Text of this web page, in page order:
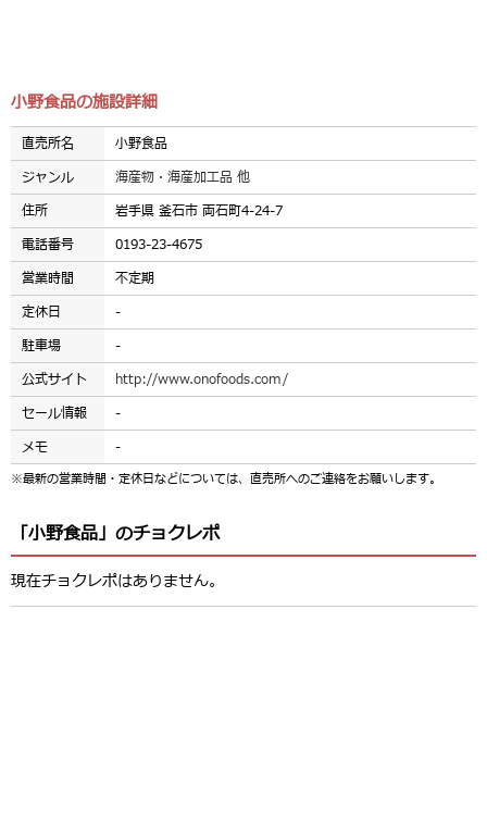
小野食品の施設詳細
直売所名
小野食品
ジャンル
海産物・海産加工品 他
住所
岩手県 釜石市 両石町4-24-7
電話番号
0193-23-4675
営業時間
不定期
定休日
-
駐車場
-
公式サイト
http://www.onofoods.com/
セール情報
-
メモ
-
※最新の営業時間・定休日などについては、直売所へのご連絡をお願いします。
「小野食品」のチョクレポ
現在チョクレポはありません。